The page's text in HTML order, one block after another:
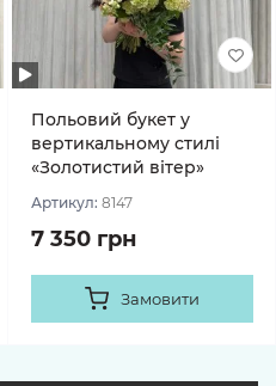
Польовий букет у
вертикальному стилі
«Золотистий вітер»
Артикул: 8147
7 350 грн
Замовити